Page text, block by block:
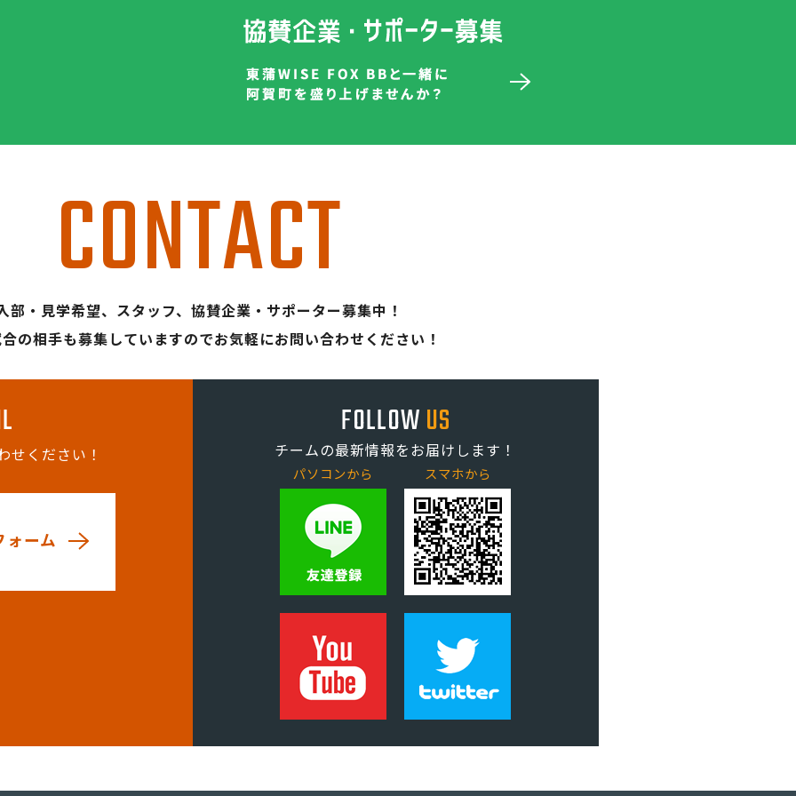
CONTACT
部・見学希望、スタッフ、 協賛企業・サポーター募集中！
の相手も募集していますのでお気軽にお問い合わせください！
せください！
ォーム
FOLLOWUS
チームの最新情報をお届けします！
パソコンから スマホから